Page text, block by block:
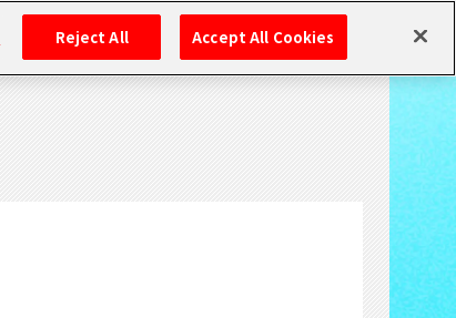
Reject All Accept All Cookies